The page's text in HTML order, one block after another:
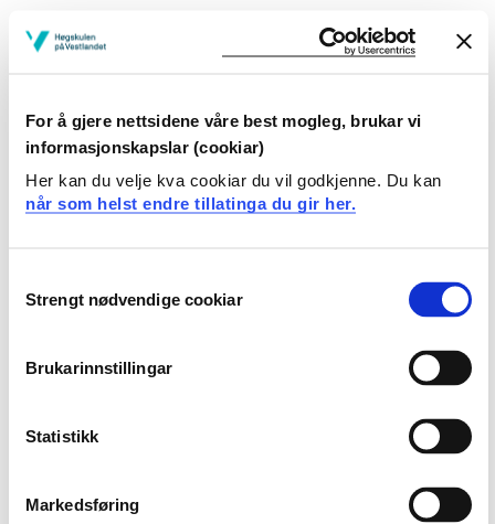
For å gjere nettsidene våre best mogleg, brukar vi
informasjonskapslar (cookiar)
Her kan du velje kva cookiar du vil godkjenne. Du kan
når som helst endre tillatinga du gir her.
Selection
Strengt nødvendige cookiar
Brukarinnstillingar
Statistikk
Markedsføring
Studenten
skal kunne lede og inspirere ulike grupper i det å
fortelle
forelesninger, praksis og oppgaveskriving.
Praksis